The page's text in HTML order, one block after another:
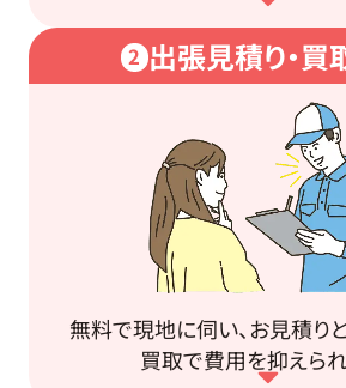
2 出張見積り・買
無料で現地に伺い、お見積り
買取で費用を抑えられ